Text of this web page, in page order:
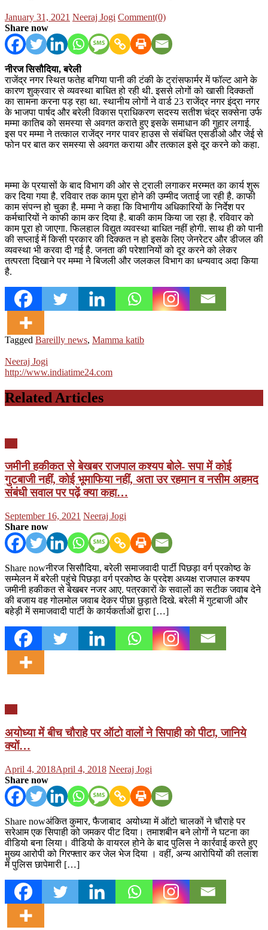
Posted
on
January 31, 2021 Author
Neeraj Jogi Comment(0)
Share now
नीरज सिसौदिया, बरेली
राजेंद्र नगर स्थित फतेह बगिया पानी की टंकी के ट्रांसफार्मर में फॉल्ट आने के
कारण शुक्रवार से व्यवस्था बाधित हो रही थी. इससे लोगों को खासी दिक्कतों
का सामना करना पड़ रहा था. स्थानीय लोगों ने वार्ड 23 राजेंद्र नगर इंद्रा नगर
के भाजपा पार्षद और बरेली विकास प्राधिकरण सदस्य सतीश चंद्र सक्सेना उर्फ
मम्मा कातिब को समस्या से अवगत कराते हुए इसके समाधान की गुहार लगाई.
इस पर मम्मा ने तत्काल राजेंद्र नगर पावर हाउस से संबंधित एसडीओ और जेई से
फोन पर बात कर समस्या से अवगत कराया और तत्काल इसे दूर करने को कहा.
मम्मा के प्रयासों के बाद विभाग की ओर से ट्राली लगाकर मरम्मत का कार्य शुरू
कर दिया गया है. रविवार तक काम पूरा होने की उम्मीद जताई जा रही है. काफी
काम संपन्न हो चुका है. मम्मा ने कहा कि विभागीय अधिकारियों के निर्देश पर
कर्मचारियों ने काफी काम कर दिया है. बाकी काम किया जा रहा है. रविवार को
काम पूरा हो जाएगा. फिलहाल विद्युत व्यवस्था बाधित नहीं होगी. साथ ही को पानी
की सप्लाई में किसी प्रकार की दिक्कत न हो इसके लिए जेनरेटर और डीजल की
व्यवस्था भी करवा दी गई है. जनता की परेशानियों को दूर करने को लेकर
तत्परता दिखाने पर मम्मा ने बिजली और जलकल विभाग का धन्यवाद अदा किया
है.
Tagged Bareilly news, Mamma katib
Neeraj Jogi
http://www.indiatime24.com
Related Articles
जमीनी हकीकत से बेखबर राजपाल कश्यप बोले- सपा में कोई
गुटबाजी नहीं, कोई भूमाफिया नहीं, अता उर रहमान व नसीम अहमद
संबंधी सवाल पर पढ़ें क्या कहा…
Posted
on
September 16, 2021 Author
Neeraj Jogi
Share now
Share nowनीरज सिसौदिया, बरेली समाजवादी पार्टी पिछड़ा वर्ग प्रकोष्ठ के
सम्मेलन में बरेली पहुंचे पिछड़ा वर्ग प्रकोष्ठ के प्रदेश अध्यक्ष राजपाल कश्यप
जमीनी हकीकत से बेखबर नजर आए. पत्रकारों के सवालों का सटीक जवाब देने
की बजाय वह गोलमोल जवाब देकर पीछा छुड़ाते दिखे. बरेली में गुटबाजी और
बहेड़ी में समाजवादी पार्टी के कार्यकर्ताओं द्वारा […]
अयोध्या में बीच चौराहे पर ऑटो वालों ने सिपाही को पीटा, जानिये
क्यों…
Posted
on
April 4, 2018April 4, 2018 Author
Neeraj Jogi
Share now
Share nowअंकित कुमार, फैजाबाद अयोध्या में ऑटो चालकों ने चौराहे पर
सरेआम एक सिपाही को जमकर पीट दिया। तमाशबीन बने लोगों ने घटना का
वीडियो बना लिया। वीडियो के वायरल होने के बाद पुलिस ने कार्रवाई करते हुए
मुख्य आरोपी को गिरफ्तार कर जेल भेज दिया । वहीं, अन्य आरोपियों की तलाश
में पुलिस छापेमारी […]